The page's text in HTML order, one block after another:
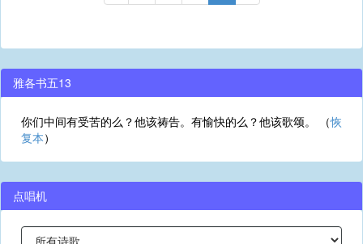
雅各书五13
你们中间有受苦的么？他该祷告。有愉快的么？他该歌颂。 （恢
复本）
点唱机